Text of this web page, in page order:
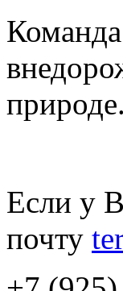
природе.
Если у
почту